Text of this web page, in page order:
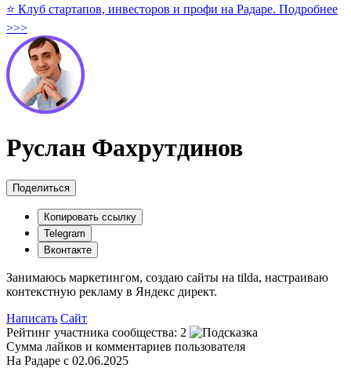
⭐️ Клуб стартапов, инвесторов и профи на Радаре. Подробнее
>>>
Руслан Фахрутдинов
Поделиться
Копировать ссылку
Telegram
Вконтакте
Занимаюсь маркетингом, создаю сайты на tilda, настраиваю
контекстную рекламу в Яндекс директ.
Написать Сайт
Рейтинг участника сообщества: 2
Сумма лайков и комментариев пользователя
На Радаре с 02.06.2025